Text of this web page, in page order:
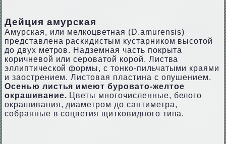
Дейция амурская
Амурская, или мелкоцветная (D.аmurеnsis)
представлена раскидистым кустарником высотой
до двух метров. Надземная часть покрыта
коричневой или сероватой корой. Листва
эллиптической формы, с тонко-пильчатыми краями
и заострением. Листовая пластина с опушением.
Осенью листья имеют буровато-желтое
окрашивание. Цветы многочисленные, белого
окрашивания, диаметром до сантиметра,
собранные в соцветия щитковидного типа.